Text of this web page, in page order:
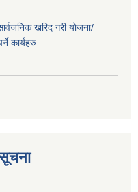
खरिद गरी योजना/
कार्यहरु